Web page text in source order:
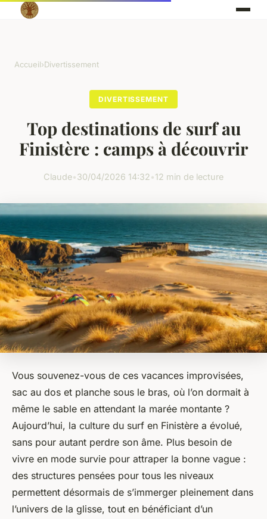
Accueil›Divertissement
DIVERTISSEMENT
Top destinations de surf au
Finistère : camps à découvrir
Claude•30/04/2026 14:32•12 min de lecture
Vous souvenez-vous de ces vacances improvisées,
sac au dos et planche sous le bras, où l’on dormait à
même le sable en attendant la marée montante ?
Aujourd’hui, la culture du surf en Finistère a évolué,
sans pour autant perdre son âme. Plus besoin de
vivre en mode survie pour attraper la bonne vague :
des structures pensées pour tous les niveaux
permettent désormais de s’immerger pleinement dans
l’univers de la glisse, tout en bénéficiant d’un